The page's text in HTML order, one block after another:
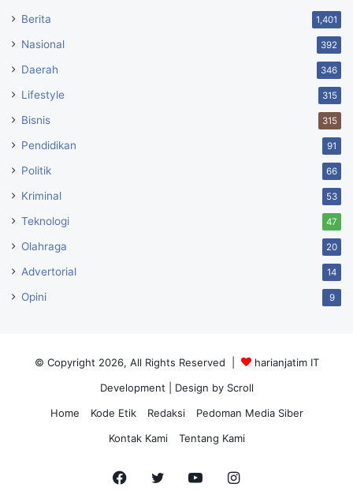
Berita 1,401
Nasional 392
Daerah 346
Lifestyle 315
Bisnis 315
Pendidikan 91
Politik 66
Kriminal 53
Teknologi 47
Olahraga 20
Advertorial 14
Opini 9
© Copyright 2026, All Rights Reserved |
harianjatim IT
Development
| Design by Scroll
Home
Kode Etik Redaksi
Pedoman Media Siber
Kontak Kami
Tentang Kami
Facebook
TwitterYouTubeInstagram